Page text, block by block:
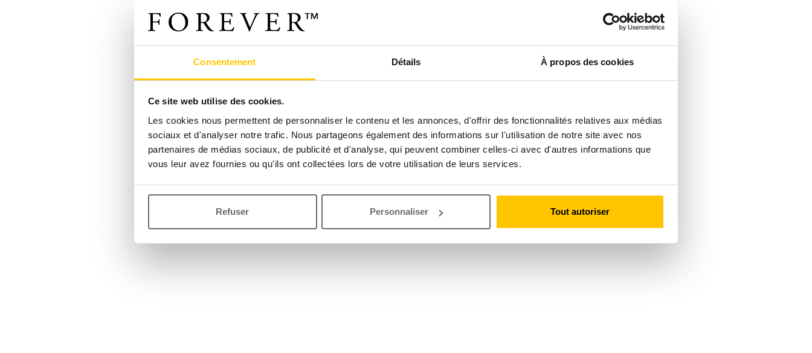
Consentement Détails À propos des cookies
Ce site web utilise des cookies.
Les cookies nous permettent de personnaliser le contenu et les annonces, d'offrir des fonctionnalités relatives aux médias
sociaux et d'analyser notre trafic. Nous partageons également des informations sur l'utilisation de notre site avec nos
partenaires de médias sociaux, de publicité et d'analyse, qui peuvent combiner celles-ci avec d'autres informations que
vous leur avez fournies ou qu'ils ont collectées lors de votre utilisation de leurs services.
Refuser Personnaliser Tout autoriser